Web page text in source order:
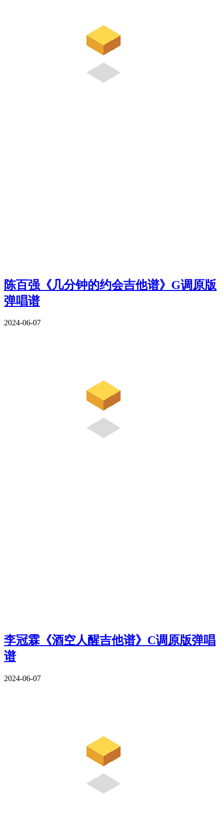
陈百强《几分钟的约会吉他谱》G调原版
弹唱谱
2024-06-07
李冠霖《酒空人醒吉他谱》C调原版弹唱
谱
2024-06-07